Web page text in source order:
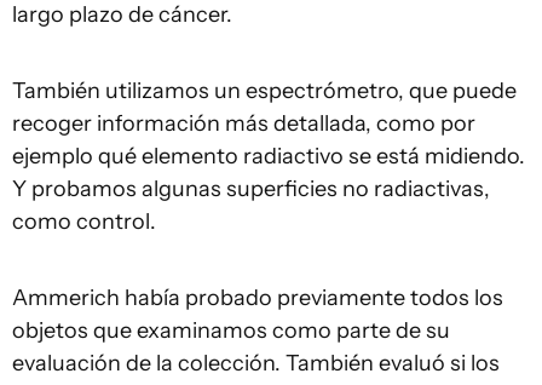
largo plazo de cáncer.
También utilizamos un espectrómetro, que puede
recoger información más detallada, como por
ejemplo qué elemento radiactivo se está midiendo.
Y probamos algunas superficies no radiactivas,
como control.
Ammerich había probado previamente todos los
objetos que examinamos como parte de su
evaluación de la colección. También evaluó si los